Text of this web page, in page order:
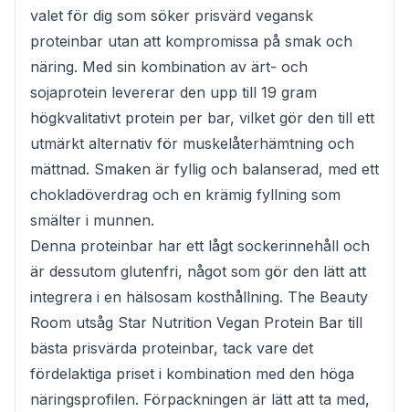
valet för dig som söker prisvärd vegansk
proteinbar utan att kompromissa på smak och
näring. Med sin kombination av ärt- och
sojaprotein levererar den upp till 19 gram
högkvalitativt protein per bar, vilket gör den till ett
utmärkt alternativ för muskelåterhämtning och
mättnad. Smaken är fyllig och balanserad, med ett
chokladöverdrag och en krämig fyllning som
smälter i munnen.
Denna proteinbar har ett lågt sockerinnehåll och
är dessutom glutenfri, något som gör den lätt att
integrera i en hälsosam kosthållning. The Beauty
Room utsåg Star Nutrition Vegan Protein Bar till
bästa prisvärda proteinbar, tack vare det
fördelaktiga priset i kombination med den höga
näringsprofilen. Förpackningen är lätt att ta med,